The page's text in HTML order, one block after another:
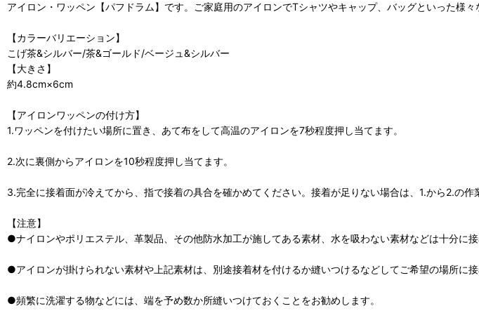
アイロン・ワッペン【パフドラム】です。ご家庭用のアイロンでTシャツやキャップ、バッグといった様
【カラーバリエーション】
こげ茶&シルバー/茶&ゴールド/ベージュ&シルバー
【大きさ】
約4.8cm×6cm
【アイロンワッペンの付け方】
1.ワッペンを付けたい場所に置き、あて布をして高温のアイロンを7秒程度押し当てます。
2.次に裏側からアイロンを10秒程度押し当てます。
3.完全に接着面が冷えてから、指で接着の具合を確かめてください。接着が足りない場合は、1.から2.の作
【注意】
●ナイロンやポリエステル、革製品、その他防水加工が施してある素材、水を吸わない素材などは十分に
●アイロンが掛けられない素材や上記素材は、別途接着材を付けるか縫いつけるなどしてご希望の場所に接
●頻繁に洗濯する物などには、端を予め数か所縫いつけておくことをお勧めします。